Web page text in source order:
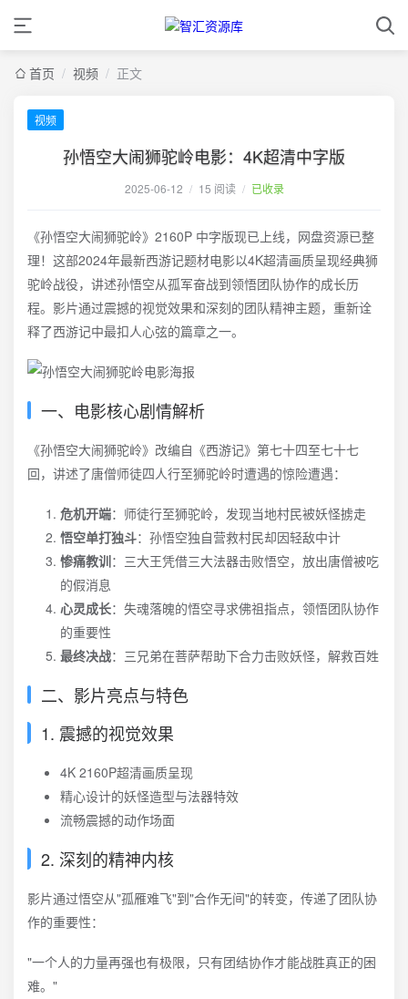
首页 / 视频 / 正文
视频
孙悟空大闹狮驼岭电影：4K超清中字版
2025-06-12 / 15 阅读 / 已收录
《孙悟空大闹狮驼岭》2160P 中字版现已上线，网盘资源已整
理！这部2024年最新西游记题材电影以4K超清画质呈现经典狮
驼岭战役，讲述孙悟空从孤军奋战到领悟团队协作的成长历
程。影片通过震撼的视觉效果和深刻的团队精神主题，重新诠
释了西游记中最扣人心弦的篇章之一。
一、电影核心剧情解析
《孙悟空大闹狮驼岭》改编自《西游记》第七十四至七十七
回，讲述了唐僧师徒四人行至狮驼岭时遭遇的惊险遭遇：
危机开端：师徒行至狮驼岭，发现当地村民被妖怪掳走
悟空单打独斗：孙悟空独自营救村民却因轻敌中计
惨痛教训：三大王凭借三大法器击败悟空，放出唐僧被吃
的假消息
心灵成长：失魂落魄的悟空寻求佛祖指点，领悟团队协作
的重要性
最终决战：三兄弟在菩萨帮助下合力击败妖怪，解救百姓
二、影片亮点与特色
1. 震撼的视觉效果
4K 2160P超清画质呈现
精心设计的妖怪造型与法器特效
流畅震撼的动作场面
2. 深刻的精神内核
影片通过悟空从"孤雁难飞"到"合作无间"的转变，传递了团队协
作的重要性：
"一个人的力量再强也有极限，只有团结协作才能战胜真正的困
难。"